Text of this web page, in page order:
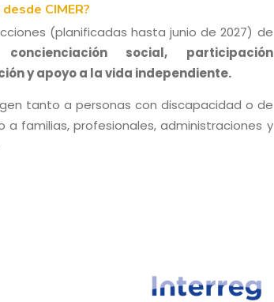
CIMER?
(planificadas hasta junio de 2027) de
social, participación
y apoyo a la vida independiente.
tanto a personas con discapacidad o de
a familias, profesionales, administraciones y